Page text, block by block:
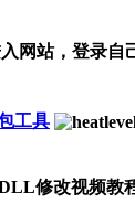
网站，登录自
工具
修改视频教